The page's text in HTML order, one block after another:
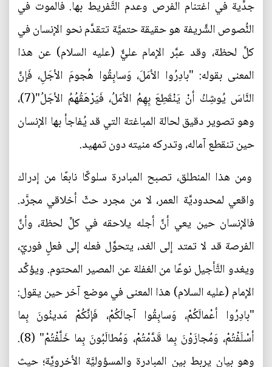
جدِّية في اغتنام الفرص وعدم التَّفريط بها. فالموت في
النُّصوص الشَّريفة هو حقيقة حتميَّة تتقدَّم نحو الإنسان في
كلِّ لحظة، وقد عبَّر الإمام عليٌّ (عليه السلام) عن هذا
المعنى بقوله: "بادِرُوا الأمَلَ، وَسابِقُوا هُجومَ الأجَلِ، فَإنَّ
النَّاسَ يُوشِكُ أنْ يَنْقَطِعَ بِهِمُ الأمَلُ، فَيَرْهَقُهُمُ الأجَلُ"(7)،
وهو تصوير دقيق لحالة المباغتة التي قد يُفاجأ بها الإنسان
حين تنقطع آماله، وتدركه منيته دون تمهيد.
ومن هذا المنطلق، تصبح المبادرة سلوكًا نابعًا من إدراك
واقعي لمحدوديَّة العمر، لا من مجرد حثّ أخلاقي مجرَّد.
فالإنسان حين يعي أنَّ أجله يلاحقه في كلِّ لحظة، وأنَّ
الفرصة قد لا تمتد إلى الغد، يتحوَّل فعله إلى فعلٍ فوريّ،
ويغدو التَّأجيل نوعًا من الغفلة عن المصير المحتوم. ويؤكِّد
الإمام (عليه السلام) هذا المعنى في موضع آخر حين يقول:
"بادِرُوا أعْمالَكُمْ، وَسابِقُوا آجالَكُمْ، فَإنَّكُمْ مَدينُونَ بِما
أسْلَفْتُمْ، وَمُجازَوْنَ بِما قَدَّمْتُمْ، وَمُطالَبُونَ بِما خَلَّفْتُمْ" (8).
وهو بيان يربط بين المبادرة والمسؤوليَّة الأخرويَّة؛ حيث